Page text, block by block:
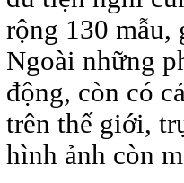
rộng 130 mẫu,
Ngoài những
động, còn có
trên thế giới,
hình ảnh còn